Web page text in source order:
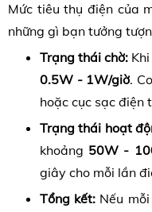
Mức tiêu thụ điện của
những gì bạn tưởng
Trạng thái chờ:
0.5W - 1W/giờ.
hoặc cục sạc điện
Trạng thái hoạt
khoảng 50W -
giây cho mỗi lần
Tổng kết: Nếu